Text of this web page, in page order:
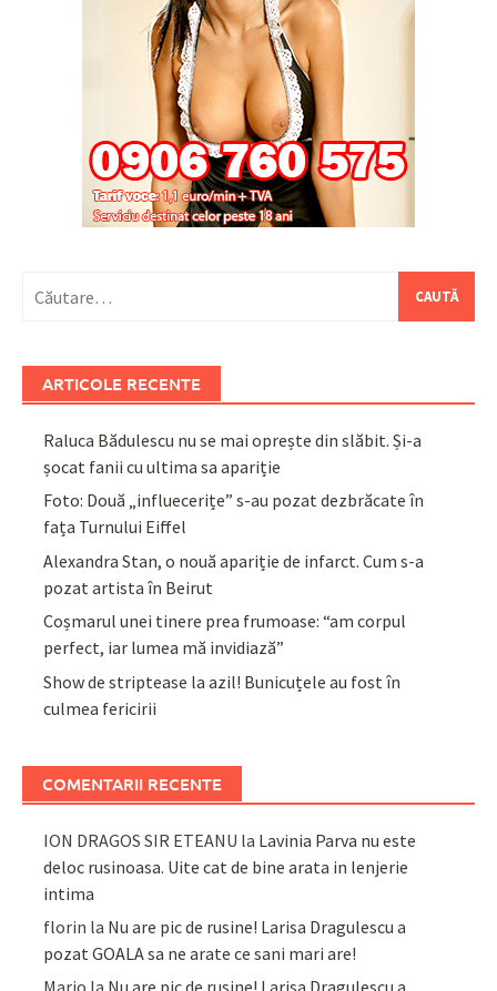
după:
ARTICOLE RECENTE
Raluca Bădulescu nu se mai oprește din slăbit. Și-a
șocat fanii cu ultima sa apariție
Foto: Două „influecerițe” s-au pozat dezbrăcate în
fața Turnului Eiffel
Alexandra Stan, o nouă apariție de infarct. Cum s-a
pozat artista în Beirut
Coșmarul unei tinere prea frumoase: “am corpul
perfect, iar lumea mă invidiază”
Show de striptease la azil! Bunicuțele au fost în
culmea fericirii
COMENTARII RECENTE
ION DRAGOS SIR ETEANU la Lavinia Parva nu este
deloc rusinoasa. Uite cat de bine arata in lenjerie
intima
florin la Nu are pic de rusine! Larisa Dragulescu a
pozat GOALA sa ne arate ce sani mari are!